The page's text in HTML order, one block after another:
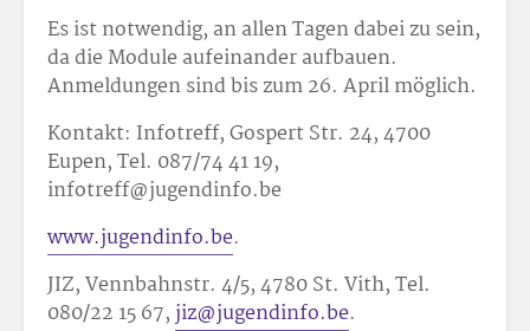
Es ist notwendig, an allen Tagen dabei zu sein,
da die Module aufeinander aufbauen.
Anmeldungen sind bis zum 26. April möglich.
Kontakt: Infotreff, Gospert Str. 24, 4700
Eupen, Tel. 087/74 41 19,
infotreff@jugendinfo.be
www.jugendinfo.be.
JIZ, Vennbahnstr. 4/5, 4780 St. Vith, Tel.
080/22 15 67, jiz@jugendinfo.be.